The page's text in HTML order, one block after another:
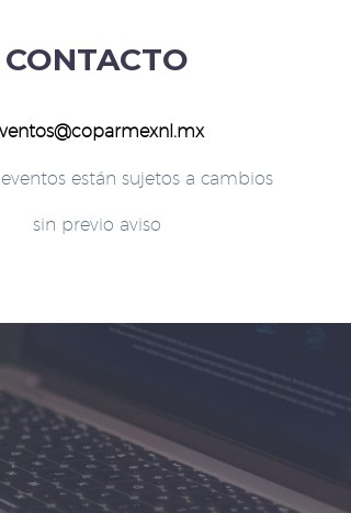
CONTACTO
están sujetos a cambios
sin previo aviso